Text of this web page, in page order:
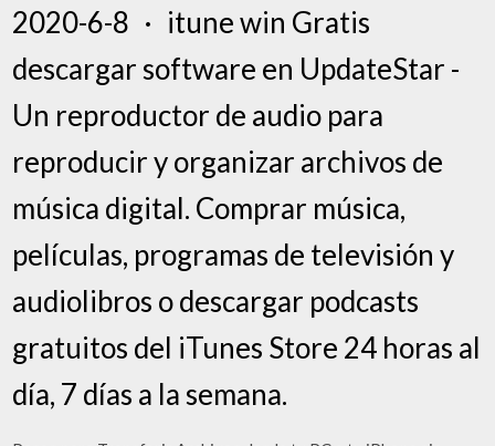
2020-6-8 · itune win Gratis
descargar software en UpdateStar -
Un reproductor de audio para
reproducir y organizar archivos de
música digital. Comprar música,
películas, programas de televisión y
audiolibros o descargar podcasts
gratuitos del iTunes Store 24 horas al
día, 7 días a la semana.